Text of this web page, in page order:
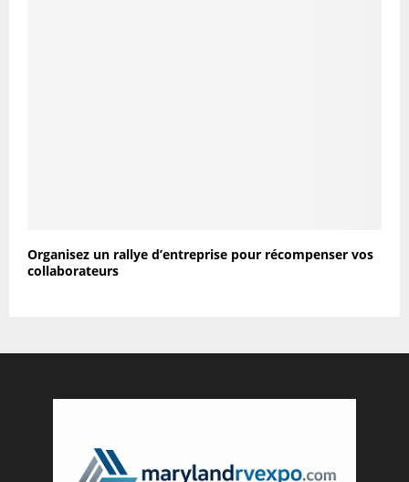
Organisez un rallye d’entreprise pour récompenser vos
collaborateurs